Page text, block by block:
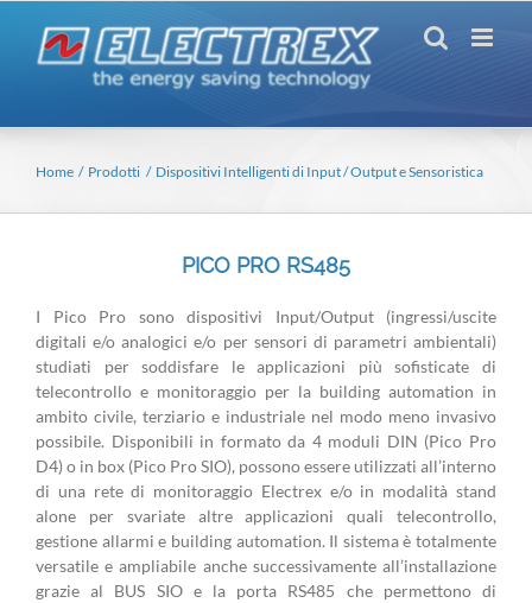
contenuto
Home Prodotti Dispositivi Intelligenti di Input / Output e Sensoristica
PICO PRO RS485
I Pico Pro sono dispositivi Input/Output (ingressi/uscite
digitali e/o analogici e/o per sensori di parametri ambientali)
studiati per soddisfare le applicazioni più sofisticate di
telecontrollo e monitoraggio per la building automation in
ambito civile, terziario e industriale nel modo meno invasivo
possibile. Disponibili in formato da 4 moduli DIN (Pico Pro
D4) o in box (Pico Pro SIO), possono essere utilizzati all’interno
di una rete di monitoraggio Electrex e/o in modalità stand
alone per svariate altre applicazioni quali telecontrollo,
gestione allarmi e building automation. Il sistema è totalmente
versatile e ampliabile anche successivamente all’installazione
grazie al BUS SIO e la porta RS485 che permettono di